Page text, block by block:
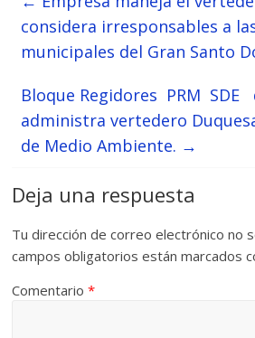
considera irresponsables a
municipales del Gran Santo
Bloque Regidores PRM SDE
administra vertedero
de Medio Ambiente. →
Deja una respuesta
Tu dirección de correo electrónico no
campos obligatorios están marcados
Comentario*